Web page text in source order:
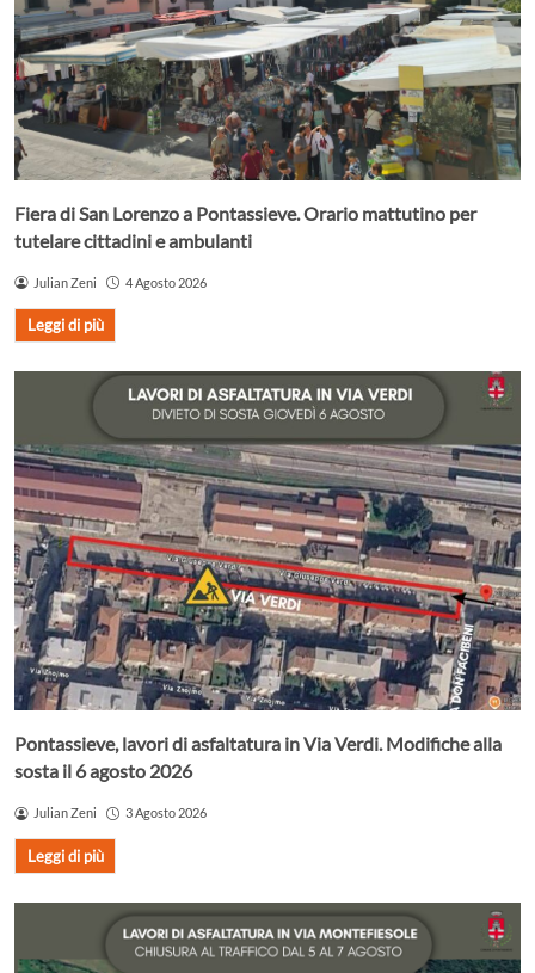
Fiera di San Lorenzo a Pontassieve. Orario mattutino per
tutelare cittadini e ambulanti
Julian Zeni 4 Agosto 2026
Leggi di più
Pontassieve, lavori di asfaltatura in Via Verdi. Modifiche alla
sosta il 6 agosto 2026
Julian Zeni 3 Agosto 2026
Leggi di più